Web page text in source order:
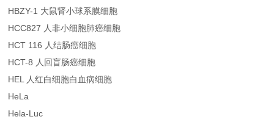
HBZY-1 大鼠肾小球系膜细胞
HCC827 人非小细胞肺癌细胞
HCT 116 人结肠癌细胞
HCT-8 人回盲肠癌细胞
HEL 人红白细胞白血病细胞
HeLa
Hela-Luc